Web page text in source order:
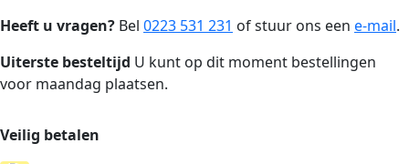
Heeft u vragen? Bel 0223 531 231 of stuur ons een e-mail.
Uiterste besteltijd U kunt op dit moment bestellingen
voor maandag plaatsen.
Veilig betalen